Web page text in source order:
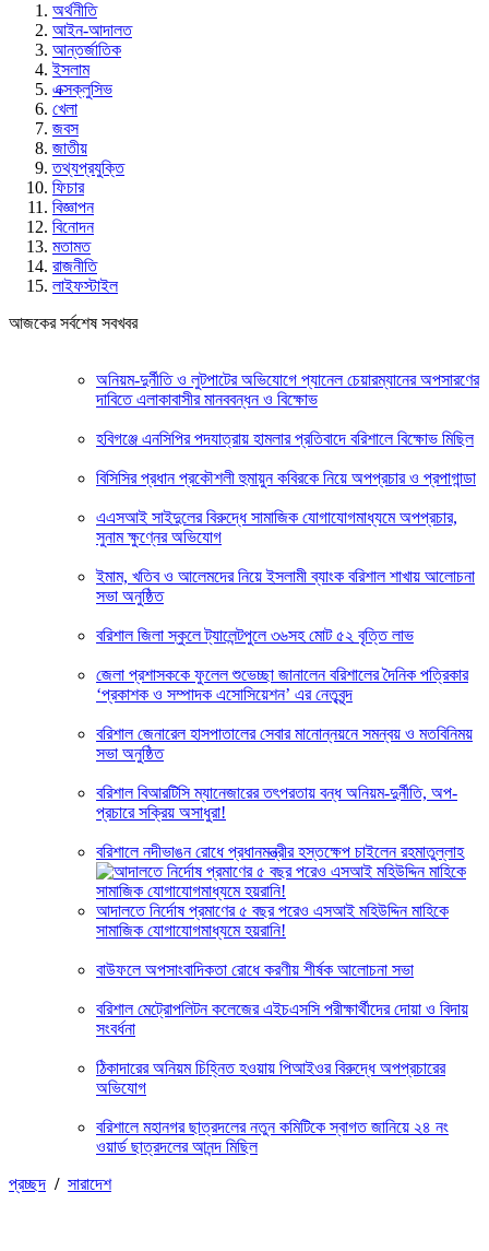
অর্থনীতি
আইন-আদালত
আন্তর্জাতিক
ইসলাম
এক্সক্লুসিভ
খেলা
জবস
জাতীয়
তথ্যপ্রযুক্তি
ফিচার
বিজ্ঞাপন
বিনোদন
মতামত
রাজনীতি
লাইফস্টাইল
আজকের সর্বশেষ সবখবর
অনিয়ম-দুর্নীতি ও লুটপাটের অভিযোগে প্যানেল চেয়ারম্যানের অপসারণের
দাবিতে এলাকাবাসীর মানববন্ধন ও বিক্ষোভ
হবিগঞ্জে এনসিপির পদযাত্রায় হামলার প্রতিবাদে বরিশালে বিক্ষোভ মিছিল
বিসিসির প্রধান প্রকৌশলী হুমায়ুন কবিরকে নিয়ে অপপ্রচার ও প্রপাগান্ডা
এএসআই সাইদুলের বিরুদ্ধে সামাজিক যোগাযোগমাধ্যমে অপপ্রচার,
সুনাম ক্ষুণ্নের অভিযোগ
ইমাম, খতিব ও আলেমদের নিয়ে ইসলামী ব্যাংক বরিশাল শাখায় আলোচনা
সভা অনুষ্ঠিত
বরিশাল জিলা স্কুলে ট্যালেন্টপুলে ৩৬সহ মোট ৫২ বৃত্তি লাভ
জেলা প্রশাসককে ফুলেল শুভেচ্ছা জানালেন বরিশালের দৈনিক পত্রিকার
‘প্রকাশক ও সম্পাদক এসোসিয়েশন’ এর নেতৃবৃন্দ
বরিশাল জেনারেল হাসপাতালের সেবার মানোন্নয়নে সমন্বয় ও মতবিনিময়
সভা অনুষ্ঠিত
বরিশাল বিআরটিসি ম্যানেজারের তৎপরতায় বন্ধ অনিয়ম-দুর্নীতি, অপ-
প্রচারে সক্রিয় অসাধুরা!
বরিশালে নদীভাঙন রোধে প্রধানমন্ত্রীর হস্তক্ষেপ চাইলেন রহমাতুল্লাহ
আদালতে নির্দোষ প্রমাণের ৫ বছর পরেও এসআই মহিউদ্দিন মাহিকে
সামাজিক যোগাযোগমাধ্যমে হয়রানি!
বাউফলে অপসাংবাদিকতা রোধে করণীয় শীর্ষক আলোচনা সভা
বরিশাল মেট্রোপলিটন কলেজের এইচএসসি পরীক্ষার্থীদের দোয়া ও বিদায়
সংবর্ধনা
ঠিকাদারের অনিয়ম চিহ্নিত হওয়ায় পিআইওর বিরুদ্ধে অপপ্রচারের
অভিযোগ
বরিশালে মহানগর ছাত্রদলের নতুন কমিটিকে স্বাগত জানিয়ে ২৪ নং
ওয়ার্ড ছাত্রদলের আনন্দ মিছিল
প্রচ্ছদ / সারাদেশ